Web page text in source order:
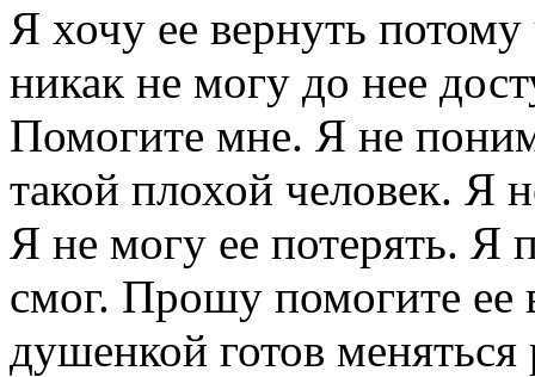
Я хочу ее вернуть
никак не могу до нее
Помогите мне. Я не
такой плохой человек. Я
Я не могу ее потерять. Я
смог. Прошу помогите ее
душенкой готов меняться